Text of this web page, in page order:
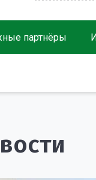
партнёры